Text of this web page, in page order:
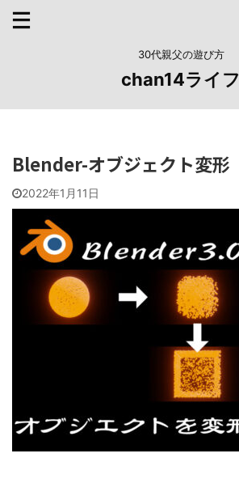
30代親父の遊び方
chan14ライフ
Blender-オブジェクト変形
2022年1月11日